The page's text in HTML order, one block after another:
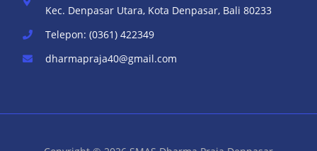
Kec. Denpasar Utara, Kota Denpasar, Bali 80233
Telepon: (0361) 422349
dharmapraja40@gmail.com